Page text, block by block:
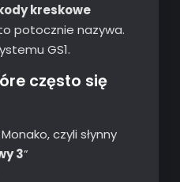
kreskowe
potocznie nazywa.
GS1.
często się
czyli słynny
3”